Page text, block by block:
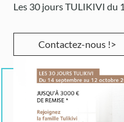
Les 30 jours TULIKIVI du
Contactez-nous !